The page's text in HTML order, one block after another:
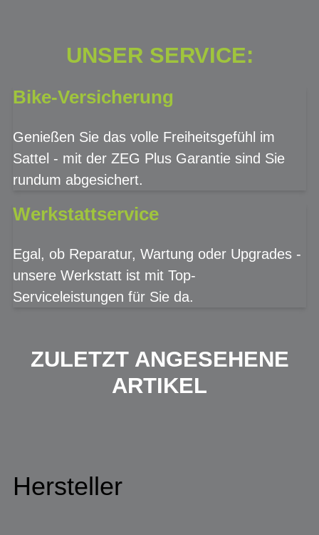
UNSER SERVICE:
Bike-Versicherung
Genießen Sie das volle Freiheitsgefühl im
Sattel - mit der ZEG Plus Garantie sind Sie
rundum abgesichert.
Werkstattservice
Egal, ob Reparatur, Wartung oder Upgrades -
unsere Werkstatt ist mit Top-
Serviceleistungen für Sie da.
ZULETZT ANGESEHENE
ARTIKEL
Hersteller